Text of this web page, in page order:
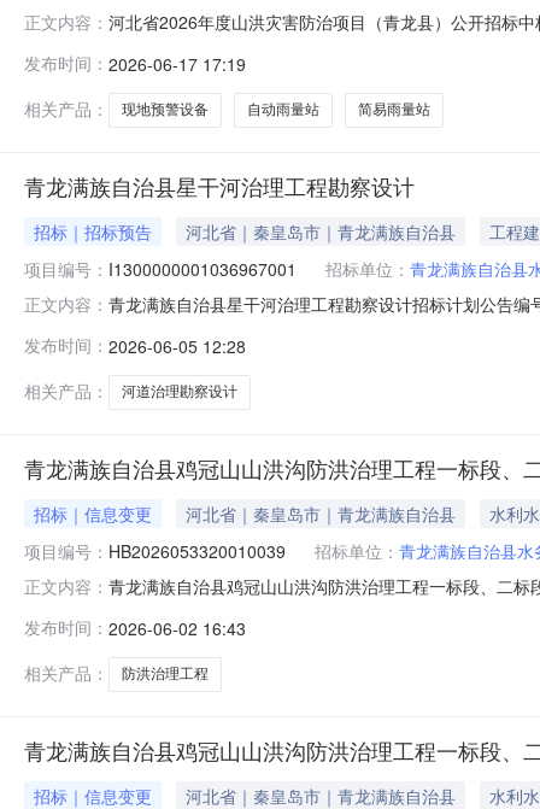
正文内容： 河北省2026年度山洪灾害防治项目（青龙县）公开招标
称货物品牌规格型号数量单价中标金额下浮率费率优惠
发布时间： 2026-06-17 17:19
相关产品：
现地预警设备 自动雨量站 简易雨量站
青龙满族自治县星干河治理工程勘察设计
招标｜招标预告 河北省｜秦皇岛市｜青龙满族自治县
工程
项目编号： I1300000001036967001 招标单位： 青龙满族自治县
正文内容： 青龙满族自治县星干河治理工程勘察设计招标计划公告
项目批准文件及文号/项目总投资（万元）4200招标估算
发布时间： 2026-06-05 12:28
相关产品：
河道治理勘察设计
青龙满族自治县鸡冠山山洪沟防洪治理工程一标段、
招标｜信息变更 河北省｜秦皇岛市｜青龙满族自治县
水利
项目编号： HB2026053320010039 招标单位： 青龙满族自治县水
正文内容： 青龙满族自治县鸡冠山山洪沟防洪治理工程一标段、二
工程一标段、二标段、三标段更正公告（公告来源：河
发布时间： 2026-06-02 16:43
相关产品：
防洪治理工程
青龙满族自治县鸡冠山山洪沟防洪治理工程一标段、
招标｜信息变更 河北省｜秦皇岛市｜青龙满族自治县
水利